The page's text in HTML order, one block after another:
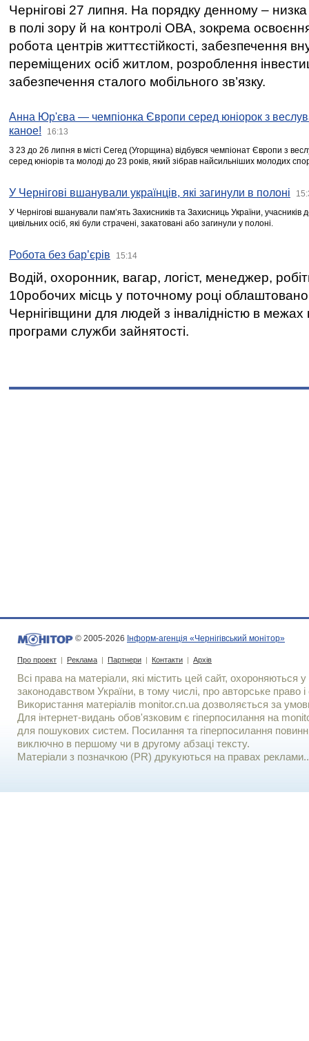
Чернігові 27 липня. На порядку денному –
в полі зору й на контролі ОВА, зокрема освоєння
робота центрів життєстійкості, забезпечення
переміщених осіб житлом, розроблення
забезпечення сталого мобільного зв’язку.
Анна Юр'єва — чемпіонка Європи серед юніорок з
каное!
16:13
З 23 до 26 липня в місті Сегед (Угорщина) відбувся чемпіонат Європи з
серед юніорів та молоді до 23 років, який зібрав найсильніших молодих
У Чернігові вшанували українців, які загинули в полоні
У Чернігові вшанували пам’ять Захисників та Захисниць України,
цивільних осіб, які були страчені, закатовані або загинули у полоні.
Робота без бар’єрів 15:14
Водій, охоронник, вагар, логіст, менеджер,
10робочих місць у поточному році
Чернігівщини для людей з інвалідністю в межах
програми служби зайнятості.
© 2005-2026 Інформ-агенція «Чернігівський монітор»
Про проект | Реклама | Партнери | Контакти | Архів
Всі права на матеріали, які містить цей сайт, охороняються у
законодавством України, в тому числі, про авторське право і
Використання матерiалiв monitor.cn.ua дозволяється за
Для iнтернет-видань обов'язковим є гiперпосилання на
для пошукових систем. Посилання та гіперпосилання
виключно в першому чи в другому абзаці тексту.
Матеріали з позначкою (PR) друкуються на правах реклами..